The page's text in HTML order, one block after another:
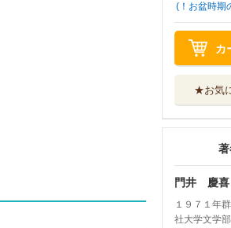
(！お盆時期
カ
★お気
門井 慶喜
１９７１年
社大学文学